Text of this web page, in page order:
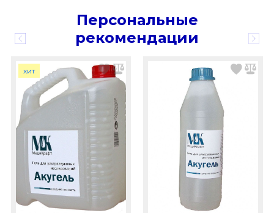
Персональные
рекомендации
хит